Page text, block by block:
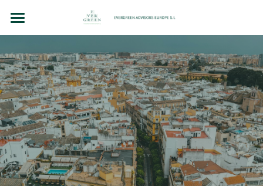
团队故事
法律顾问（BCN LEX）
房地产投资
企业并购和投资
洞察（BLOG）